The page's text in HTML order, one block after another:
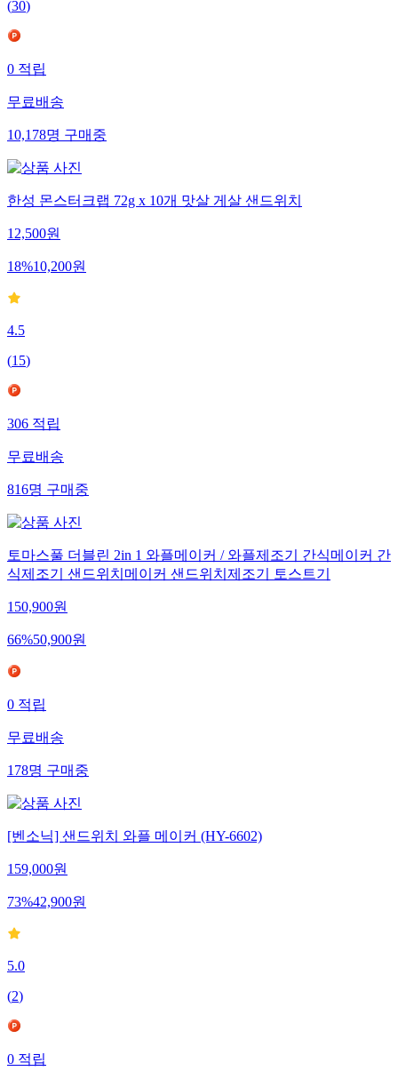
(30)
0적립
무료배송
10,178명구매중
한성 몬스터크랩 72g x 10개 맛살 게살 샌드위치
12,500원
18%10,200원
4.5
(15)
306적립
무료배송
816명구매중
토마스풀 더블린 2in 1 와플메이커 / 와플제조기 간식메이커 간
식제조기 샌드위치메이커 샌드위치제조기 토스트기
150,900원
66%50,900원
0적립
무료배송
178명구매중
[벤소닉] 샌드위치 와플 메이커 (HY-6602)
159,000원
73%42,900원
5.0
(2)
0적립